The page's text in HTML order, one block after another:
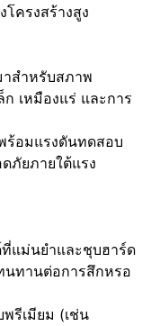
โครงสร้างสูง
สำหรับสภาพ
ก เหมืองแร่ และการ
ร้อมแรงดันทดสอบ
ภัยภายใต้แรง
แม่นยำและชุบฮาร์ด
ทานต่อการสึกหรอ
รีเมียม (เช่น